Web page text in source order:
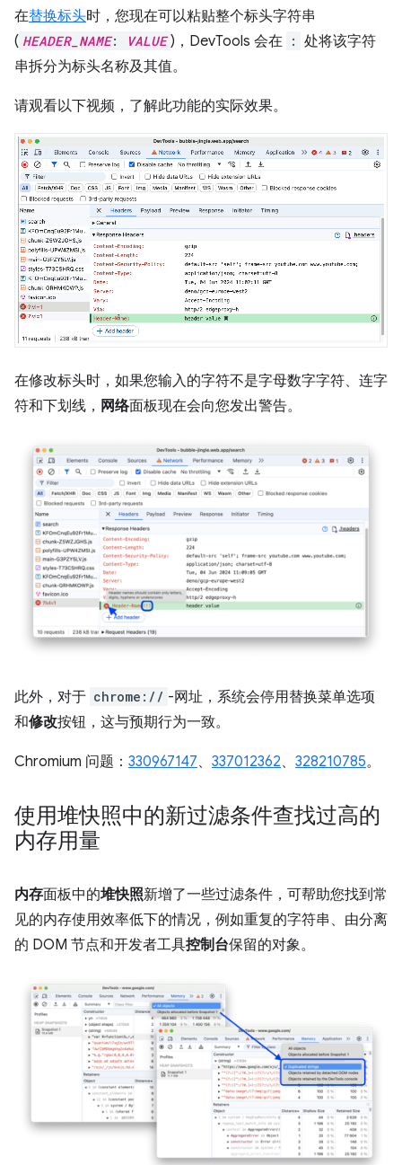
在替换标头时，您现在可以粘贴整个标头字符串
( HEADER_NAME: VALUE )，DevTools 会在 : 处将该字符
串拆分为标头名称及其值。
请观看以下视频，了解此功能的实际效果。
在修改标头时，如果您输入的字符不是字母数字字符、连字
符和下划线， 网络面板现在会向您发出警告。
此外，对于 chrome:// -网址，系统会停用替换菜单选项
和修改按钮，这与预期行为一致。
Chromium 问题： 330967147、 337012362、 328210785。
使用堆快照中的新过滤条件查找过高的
内存用量
内存面板中的堆快照新增了一些过滤条件，可帮助您找到常
见的内存使用效率低下的情况，例如重复的字符串、由分离
的 DOM 节点和开发者工具控制台保留的对象。